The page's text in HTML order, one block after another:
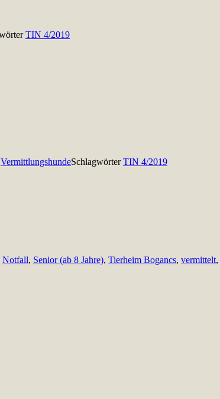
TIN 4/2019
VermittlungshundeSchlagwörterTIN 4/2019
Notfall, Senior (ab 8 Jahre), Tierheim Bogancs, vermittelt,